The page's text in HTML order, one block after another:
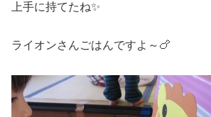
上手に持てたね✨
ライオンさんごはんですよ～🍗